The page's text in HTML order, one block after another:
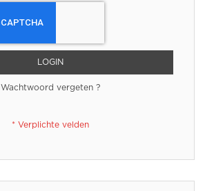
LOGIN
Wachtwoord vergeten ?